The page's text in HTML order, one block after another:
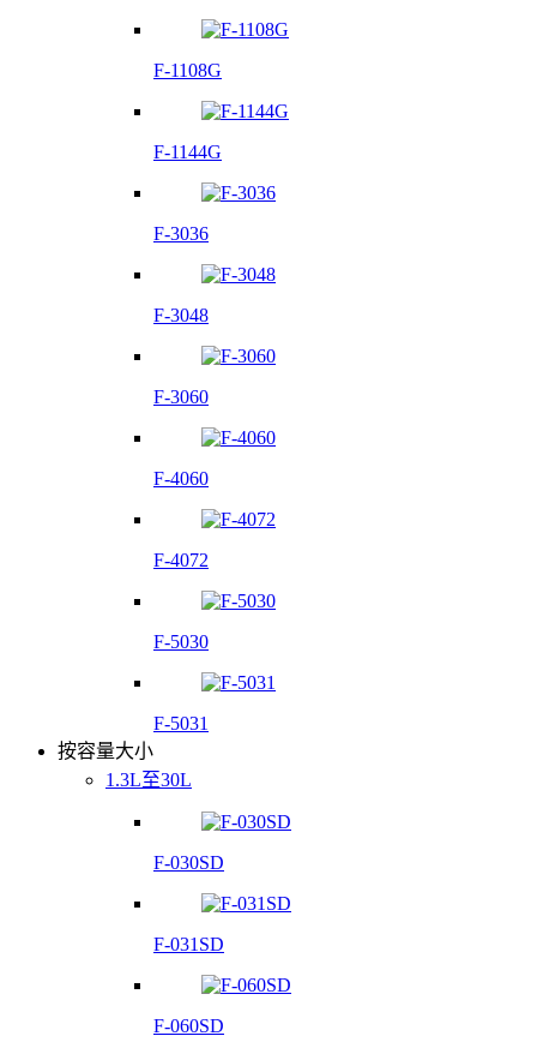
F-1108G
F-1144G
F-3036
F-3048
F-3060
F-4060
F-4072
F-5030
F-5031
按容量大小
1.3L至30L
F-030SD
F-031SD
F-060SD